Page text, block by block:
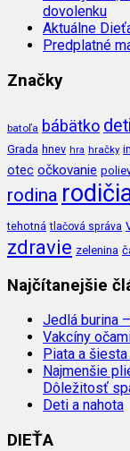
dovolenku
Aktuálne
Predplatné
Značky
batoľa bábätko deti
Grada hnev hra hračky
otec očkovanie
rodina
tehotná tlačová správa
zdravie zelenina
Najčítanejšie
Jedlá burina
Vakcíny
Piata a
Najmenšie
Dôležitosť
Deti a nahota
DIEŤA